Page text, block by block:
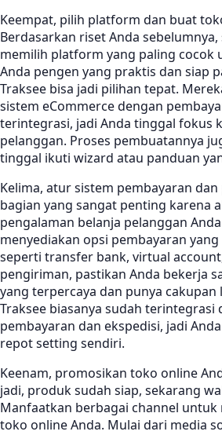
Keempat, pilih platform dan buat
Berdasarkan riset Anda
memilih platform yang paling cocok
Anda pengen yang praktis dan siap
Traksee bisa jadi pilihan tepat.
sistem eCommerce dengan
terintegrasi, jadi Anda tinggal fokus
pelanggan. Proses pembuatannya
tinggal ikuti wizard atau panduan
Kelima, atur sistem pembayaran
bagian yang sangat penting karena
pengalaman belanja pelanggan
menyediakan opsi pembayaran
seperti transfer bank, virtual
pengiriman, pastikan Anda bekerja
yang terpercaya dan punya
Traksee biasanya sudah terintegrasi
pembayaran dan ekspedisi, jadi
repot setting sendiri.
Keenam, promosikan toko online
jadi, produk sudah siap, sekarang
Manfaatkan berbagai channel
toko online Anda. Mulai dari media